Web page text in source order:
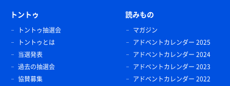
トントゥ
トントゥ抽選会
トントゥとは
当選発表
過去の抽選会
協賛募集
読みもの
マガジン
アドベントカレンダー 2025
アドベントカレンダー 2024
アドベントカレンダー 2023
アドベントカレンダー 2022